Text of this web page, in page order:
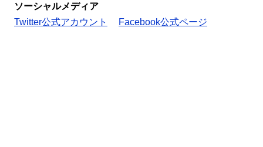
ソーシャルメディア
Twitter公式アカウント
Facebook公式ページ